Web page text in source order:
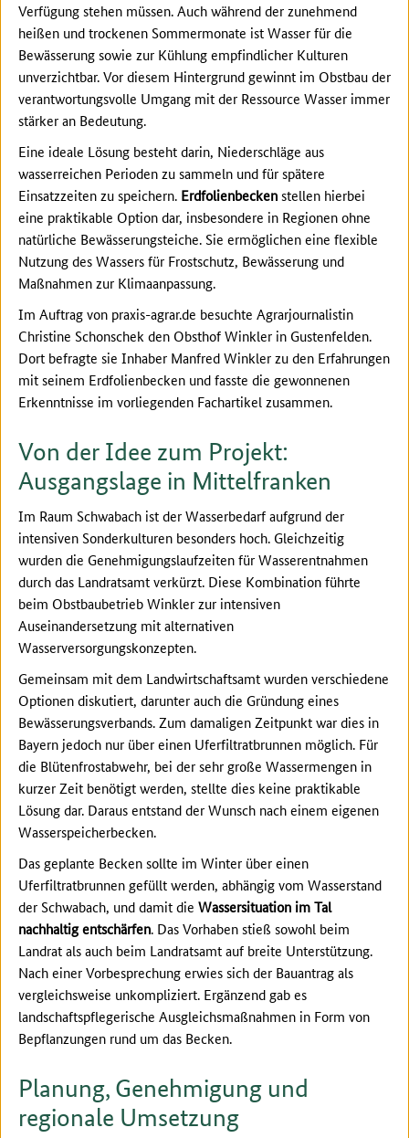
Verfügung stehen müssen. Auch während der zunehmend
heißen und trockenen Sommermonate ist Wasser für die
Bewässerung sowie zur Kühlung empfindlicher Kulturen
unverzichtbar. Vor diesem Hintergrund gewinnt im Obstbau der
verantwortungsvolle Umgang mit der Ressource Wasser immer
stärker an Bedeutung.
Eine ideale Lösung besteht darin, Niederschläge aus
wasserreichen Perioden zu sammeln und für spätere
Einsatzzeiten zu speichern. Erdfolienbeckenstellen hierbei
eine praktikable Option dar, insbesondere in Regionen ohne
natürliche Bewässerungsteiche. Sie ermöglichen eine flexible
Nutzung des Wassers für Frostschutz, Bewässerung und
Maßnahmen zur Klimaanpassung.
Im Auftrag von praxis-agrar.de besuchte Agrarjournalistin
Christine Schonschek den Obsthof Winkler in Gustenfelden.
Dort befragte sie Inhaber Manfred Winkler zu den Erfahrungen
mit seinem Erdfolienbecken und fasste die gewonnenen
Erkenntnisse im vorliegenden Fachartikel zusammen.
Von der Idee zum Projekt:
Ausgangslage in Mittelfranken
Im Raum Schwabach ist der Wasserbedarf aufgrund der
intensiven Sonderkulturen besonders hoch. Gleichzeitig
wurden die Genehmigungslaufzeiten für Wasserentnahmen
durch das Landratsamt verkürzt. Diese Kombination führte
beim Obstbaubetrieb Winkler zur intensiven
Auseinandersetzung mit alternativen
Wasserversorgungskonzepten.
Gemeinsam mit dem Landwirtschaftsamt wurden verschiedene
Optionen diskutiert, darunter auch die Gründung eines
Bewässerungsverbands. Zum damaligen Zeitpunkt war dies in
Bayern jedoch nur über einen Uferfiltratbrunnen möglich. Für
die Blütenfrostabwehr, bei der sehr große Wassermengen in
kurzer Zeit benötigt werden, stellte dies keine praktikable
Lösung dar. Daraus entstand der Wunsch nach einem eigenen
Wasserspeicherbecken.
Das geplante Becken sollte im Winter über einen
Uferfiltratbrunnen gefüllt werden, abhängig vom Wasserstand
der Schwabach, und damit die Wassersituation im Tal
nachhaltig entschärfen. Das Vorhaben stieß sowohl beim
Landrat als auch beim Landratsamt auf breite Unterstützung.
Nach einer Vorbesprechung erwies sich der Bauantrag als
vergleichsweise unkompliziert. Ergänzend gab es
landschaftspflegerische Ausgleichsmaßnahmen in Form von
Bepflanzungen rund um das Becken.
Planung, Genehmigung und
regionale Umsetzung